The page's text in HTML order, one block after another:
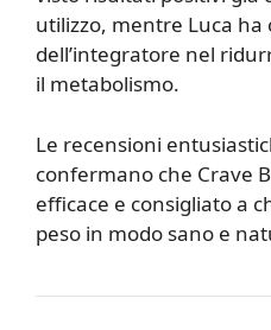
utilizzo, mentre Luca ha
dell’integratore nel
il metabolismo.
Le recensioni
confermano che Crave
efficace e consigliato a
peso in modo sano e